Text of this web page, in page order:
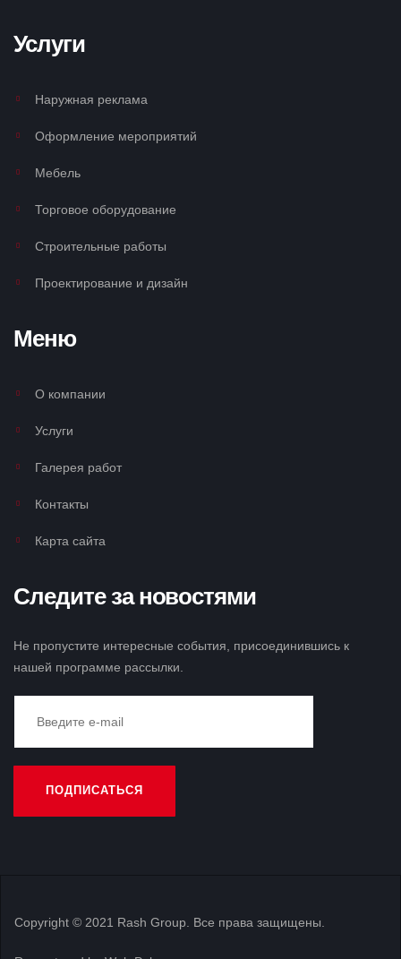
Услуги
Наружная реклама
Оформление мероприятий
Мебель
Торговое оборудование
Строительные работы
Проектирование и дизайн
Меню
О компании
Услуги
Галерея работ
Контакты
Карта сайта
Следите за новостями
Не пропустите интересные события, присоединившись к
нашей программе рассылки.
Copyright © 2021 Rash Group. Все права защищены.